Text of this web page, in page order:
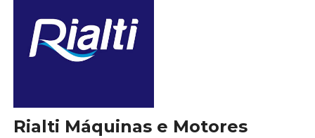
Rialti Máquinas e Motores